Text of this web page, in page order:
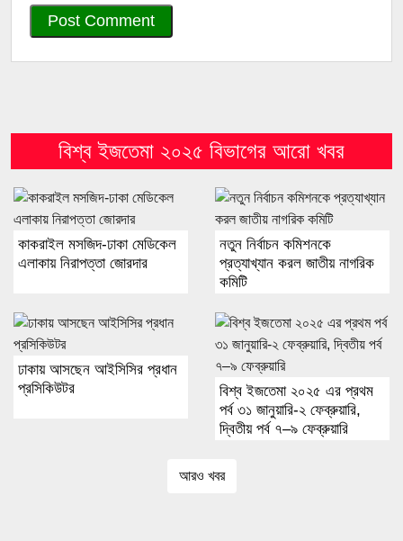
বিশ্ব ইজতেমা ২০২৫ বিভাগের আরো খবর
কাকরাইল মসজিদ-ঢাকা মেডিকেল
এলাকায় নিরাপত্তা জোরদার
নতুন নির্বাচন কমিশনকে
প্রত্যাখ্যান করল জাতীয় নাগরিক
কমিটি
ঢাকায় আসছেন আইসিসির প্রধান
প্রসিকিউটর
বিশ্ব ইজতেমা ২০২৫ এর প্রথম
পর্ব ৩১ জানুয়ারি-২ ফেব্রুয়ারি,
দ্বিতীয় পর্ব ৭–৯ ফেব্রুয়ারি
আরও খবর